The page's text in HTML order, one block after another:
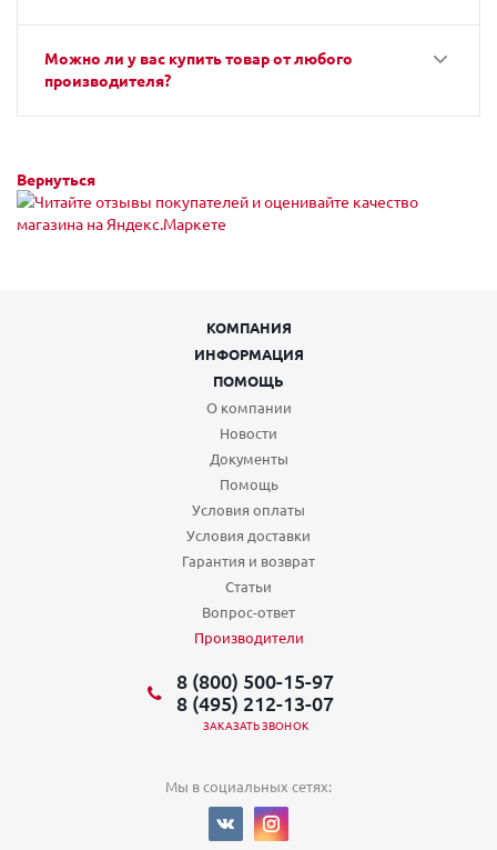
Можно ли у вас купить товар от любого
производителя?
Вернуться
КОМПАНИЯ
ИНФОРМАЦИЯ
ПОМОЩЬ
О компании
Новости
Документы
Помощь
Условия оплаты
Условия доставки
Гарантия и возврат
Статьи
Вопрос-ответ
Производители
8 (800) 500-15-97
8 (495) 212-13-07
ЗАКАЗАТЬ ЗВОНОК
Мы в социальных сетях: